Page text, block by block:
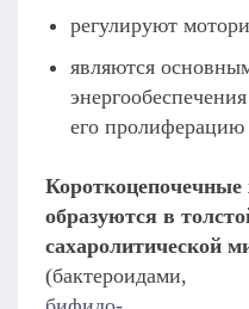
регулируют
являются
его
образуются в
сахаролитической
(бактероидами,